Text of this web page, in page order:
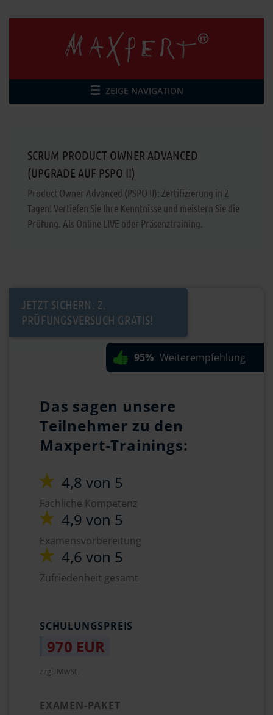
ZEIGE NAVIGATION
SCRUM PRODUCT OWNER ADVANCED
(UPGRADE AUF PSPO II)
Product Owner Advanced (PSPO II): Zertifizierung in 2
Tagen! Vertiefen Sie Ihre Kenntnisse und meistern Sie die
Prüfung. Als Online LIVE oder Präsenztraining.
JETZT SICHERN: 2.
PRÜFUNGSVERSUCH GRATIS!
95% Weiterempfehlung
Das sagen unsere
Teilnehmer zu den
Maxpert-Trainings:
4,8 von 5
Fachliche Kompetenz
4,9 von 5
Examensvorbereitung
4,6 von 5
Zufriedenheit gesamt
SCHULUNGSPREIS
970 EUR
zzgl. MwSt.
EXAMEN-PAKET